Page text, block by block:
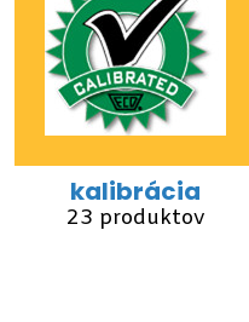
kalibrácia
23 produktov